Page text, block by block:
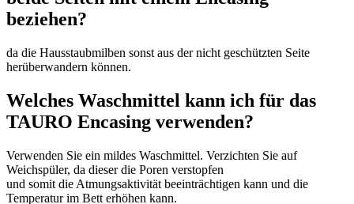
beziehen?
da die Hausstaubmilben sonst aus der nicht geschützten Seite
herüberwandern können.
Welches Waschmittel kann ich für das
TAURO Encasing verwenden?
Verwenden Sie ein mildes Waschmittel. Verzichten Sie auf
Weichspüler, da dieser die Poren verstopfen
und somit die Atmungsaktivität beeinträchtigen kann und die
Temperatur im Bett erhöhen kann.